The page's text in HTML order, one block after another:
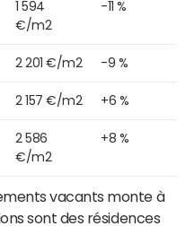
1 594
€/m2
-11 %
2 201 €/m2 -9 %
2 157 €/m2 +6 %
2 586
€/m2
+8 %
vacants monte à
sont des résidences